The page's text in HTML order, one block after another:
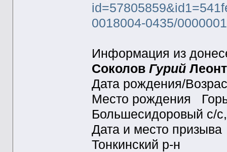
0018004-0435/
Информация из
Соколов Гурий
Дата рождения/
Место рождения
Большесидоровый
Дата и место
Тонкинский р-н